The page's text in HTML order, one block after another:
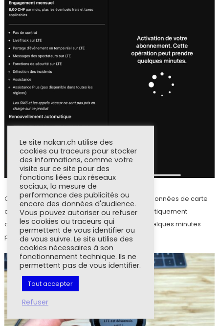
On active l’un des deux services, on entre ses données de carte
de paiement et c’est fait. La montre est automatiquement
configurée depuis Garmin Connect Mobile. Quelques minutes
plus tard, la connexion est effective.
Le site nakan.ch utilise des
cookies ou traceurs pour stocker
des informations, comme votre
visite sur ce site pour des
fonctions liées aux réseaux
sociaux, la mesure de
performance des publicités ou
encore des données d'audience.
Vous pouvez autoriser ou refuser
les cookies ou traceurs qui
permettent de vous identifier ou
de vous suivre. Le site utilise des
cookies nécessaires à son
fonctionnement technique. Ils ne
permettent pas de vous identifier.
Tout accepter
Refuser